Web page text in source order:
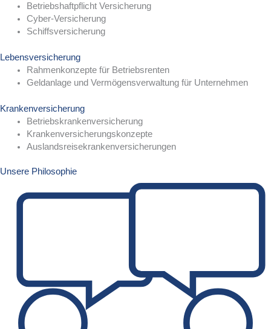
Betriebshaftpflicht Versicherung
Cyber-Versicherung
Schiffsversicherung
Lebensversicherung
Rahmenkonzepte für Betriebsrenten
Geldanlage und Vermögensverwaltung für Unternehmen
Krankenversicherung
Betriebskrankenversicherung
Krankenversicherungskonzepte
Auslandsreisekrankenversicherungen
Unsere Philosophie